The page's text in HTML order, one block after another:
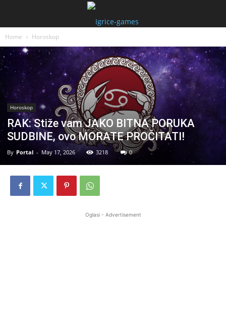
Home Horoskop
Horoskop
RAK: Stiže vam JAKO BITNA PORUKA
SUDBINE, ovo MORATE PROČITATI!
By Portal - May 17, 2026 3218 0
Oglasi - Advertisement